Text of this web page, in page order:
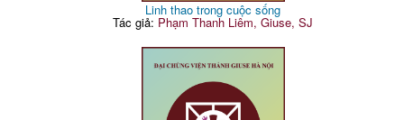
Linh thao trong cuộc sống
Tác giả: Phạm Thanh Liêm, Giuse, SJ